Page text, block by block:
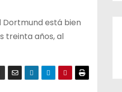
Dortmund está bien
treinta años, al